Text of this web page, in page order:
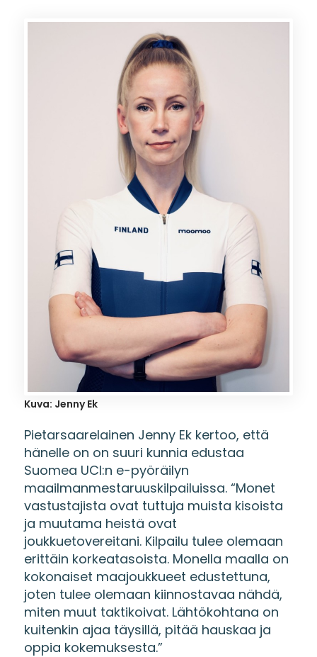
Kuva: Jenny Ek
Pietarsaarelainen Jenny Ek kertoo, että
hänelle on on suuri kunnia edustaa
Suomea UCI:n e-pyöräilyn
maailmanmestaruuskilpailuissa. “Monet
vastustajista ovat tuttuja muista kisoista
ja muutama heistä ovat
joukkuetovereitani. Kilpailu tulee olemaan
erittäin korkeatasoista. Monella maalla on
kokonaiset maajoukkueet edustettuna,
joten tulee olemaan kiinnostavaa nähdä,
miten muut taktikoivat. Lähtökohtana on
kuitenkin ajaa täysillä, pitää hauskaa ja
oppia kokemuksesta.”